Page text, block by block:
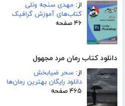
از: مهدی سنجه ونلی
کتاب‌های آموزش گرافیک
۴۶ صفحه
دانلود کتاب رمان مرد مجهول
از: سحر ضیابخش
دانلود رایگان بهترین رمان‌ها
۴۶۵ صفحه